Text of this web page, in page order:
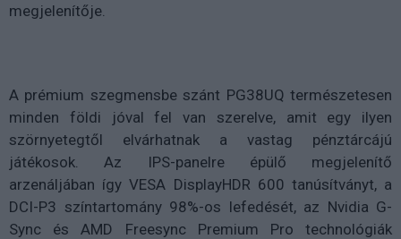
megjelenítője.
A prémium szegmensbe szánt PG38UQ természetesen
minden földi jóval fel van szerelve, amit egy ilyen
szörnyetegtől elvárhatnak a vastag pénztárcájú
játékosok. Az IPS-panelre épülő megjelenítő
arzenáljában így VESA DisplayHDR 600 tanúsítványt, a
DCI-P3 színtartomány 98%-os lefedését, az Nvidia G-
Sync és AMD Freesync Premium Pro technológiák